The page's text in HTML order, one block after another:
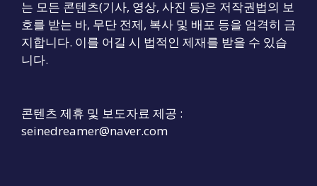
는 모든 콘텐츠(기사, 영상, 사진 등)은 저작권법의 보
호를 받는 바, 무단 전제, 복사 및 배포 등을 엄격히 금
지합니다. 이를 어길 시 법적인 제재를 받을 수 있습
니다.
콘텐츠 제휴 및 보도자료 제공 :
seinedreamer@naver.com